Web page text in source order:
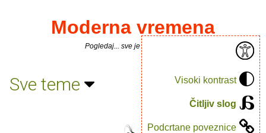
Visoki kontrast
Čitljiv slog
Podcrtane poveznice
Moderna vremena
Pogledaj... sve je puno knjiga.
Sve teme